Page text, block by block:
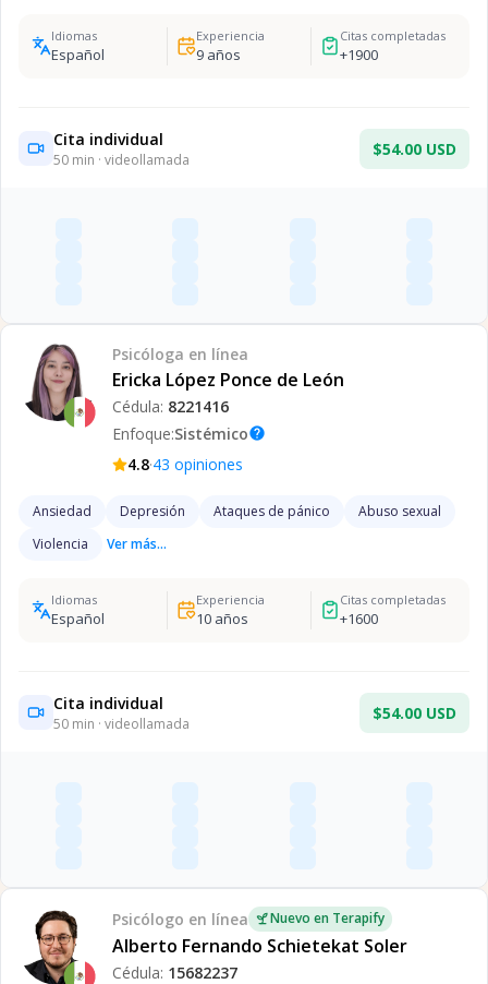
Idiomas
Español
Experiencia
9años
Citas completadas
+1900
Cita individual
50 min · videollamada
$54.00 USD
Psicóloga en línea
Ericka López Ponce de León
Cédula: 8221416
Enfoque:Sistémicohelp
4.8·43 opiniones
Ansiedad Depresión Ataques de pánico
Abuso sexual
Violencia
Ver más...
Idiomas
Español
Experiencia
10años
Citas completadas
+1600
Cita individual
50 min · videollamada
$54.00 USD
Psicólogo en línea Nuevo en Terapify
Alberto Fernando Schietekat Soler
Cédula: 15682237